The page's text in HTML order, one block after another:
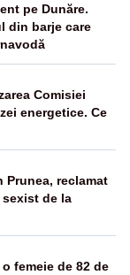
pe Dunăre.
din barje care
Comisiei
energetice. Ce
Prunea, reclamat
sexist de la
femeie de 82 de